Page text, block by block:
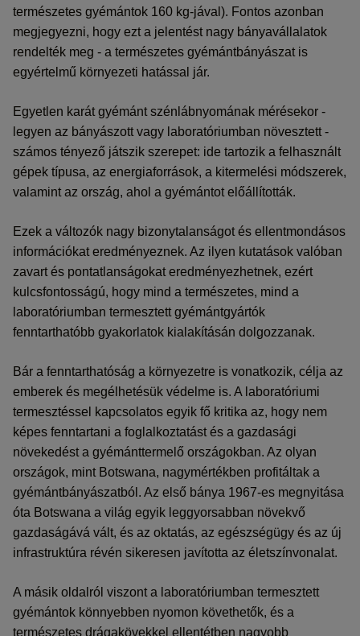
természetes gyémántok 160 kg-jával). Fontos azonban
megjegyezni, hogy ezt a jelentést nagy bányavállalatok
rendelték meg - a természetes gyémántbányászat is
egyértelmű környezeti hatással jár.
Egyetlen karát gyémánt szénlábnyomának mérésekor -
legyen az bányászott vagy laboratóriumban növesztett -
számos tényező játszik szerepet: ide tartozik a felhasznált
gépek típusa, az energiaforrások, a kitermelési módszerek,
valamint az ország, ahol a gyémántot előállították.
Ezek a változók nagy bizonytalanságot és ellentmondásos
információkat eredményeznek. Az ilyen kutatások valóban
zavart és pontatlanságokat eredményezhetnek, ezért
kulcsfontosságú, hogy mind a természetes, mind a
laboratóriumban termesztett gyémántgyártók
fenntarthatóbb gyakorlatok kialakításán dolgozzanak.
Bár a fenntarthatóság a környezetre is vonatkozik, célja az
emberek és megélhetésük védelme is. A laboratóriumi
termesztéssel kapcsolatos egyik fő kritika az, hogy nem
képes fenntartani a foglalkoztatást és a gazdasági
növekedést a gyémánttermelő országokban. Az olyan
országok, mint Botswana, nagymértékben profitáltak a
gyémántbányászatból. Az első bánya 1967-es megnyitása
óta Botswana a világ egyik leggyorsabban növekvő
gazdaságává vált, és az oktatás, az egészségügy és az új
infrastruktúra révén sikeresen javította az életszínvonalat.
A másik oldalról viszont a laboratóriumban termesztett
gyémántok könnyebben nyomon követhetők, és a
természetes drágakövekkel ellentétben nagyobb